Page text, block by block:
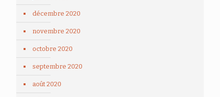
décembre 2020
novembre 2020
octobre 2020
septembre 2020
août 2020